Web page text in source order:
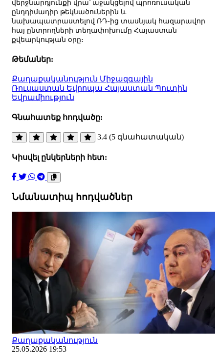
վերջնարդյունքի վրա՝ աջակցելով պրոռուսական
ընդդիմադիր թեկնածուներին և
նախապատրաստելով ՌԴ-ից տասնյակ հազարավոր
հայ ընտրողների տեղափոխումը Հայաստան
քվեարկության օրը։
Թեմաներ:
Քաղաքականություն Միջազգային
Ռուսաստան Եվրոպա Հայաստան Պուտին
Եվրամիություն
Գնահատեք հոդվածը:
3.4 (5 գնահատական)
Կիսվել ընկերների հետ:
Նմանատիպ հոդվածներ
Քաղաքականություն
25.05.2026 19:53